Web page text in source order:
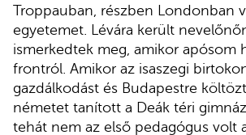
Troppauban, részben Londonban
egyetemet. Lévára került
ismerkedtek meg, amikor apósom
frontról. Amikor az isaszegi
gazdálkodást és Budapestre
németet tanított a Deák téri
tehát nem az első pedagógus volt